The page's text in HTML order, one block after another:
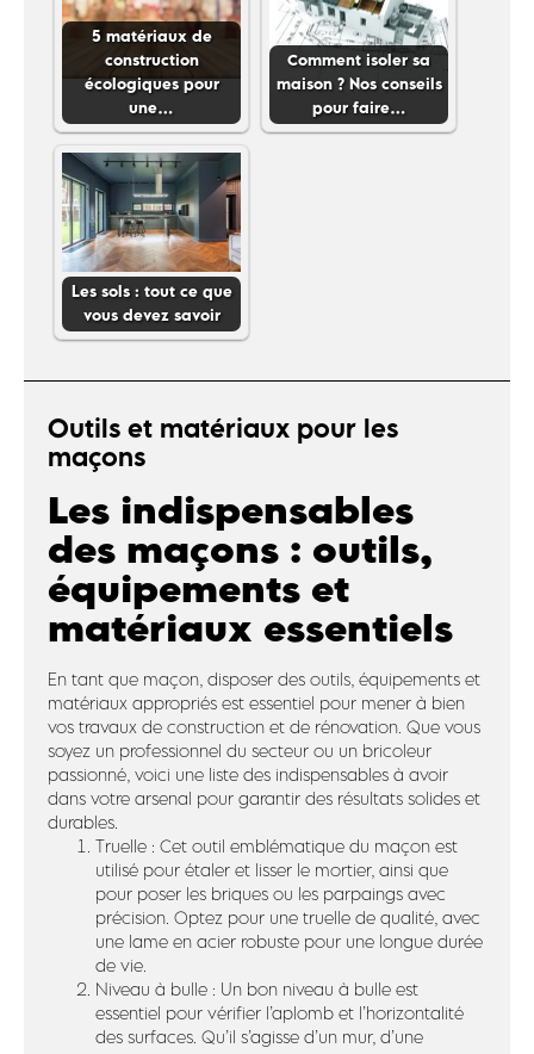
5 matériaux de
construction
écologiques pour
une…
Comment isoler sa
maison ? Nos conseils
pour faire…
Les sols : tout ce que
vous devez savoir
Outils et matériaux pour les
maçons
Les indispensables
des maçons : outils,
équipements et
matériaux essentiels
En tant que maçon, disposer des outils, équipements et
matériaux appropriés est essentiel pour mener à bien
vos travaux de construction et de rénovation. Que vous
soyez un professionnel du secteur ou un bricoleur
passionné, voici une liste des indispensables à avoir
dans votre arsenal pour garantir des résultats solides et
durables.
Truelle : Cet outil emblématique du maçon est
utilisé pour étaler et lisser le mortier, ainsi que
pour poser les briques ou les parpaings avec
précision. Optez pour une truelle de qualité, avec
une lame en acier robuste pour une longue durée
de vie.
Niveau à bulle : Un bon niveau à bulle est
essentiel pour vérifier l’aplomb et l’horizontalité
des surfaces. Qu’il s’agisse d’un mur, d’une